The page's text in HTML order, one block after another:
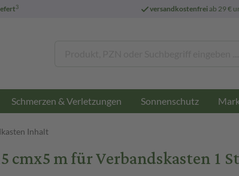
3 versandkostenfreiab 29 €
Schmerzen & Verletzungen Sonnenschutz
Inhalt
cmx5 m für Verbandskasten 1 St